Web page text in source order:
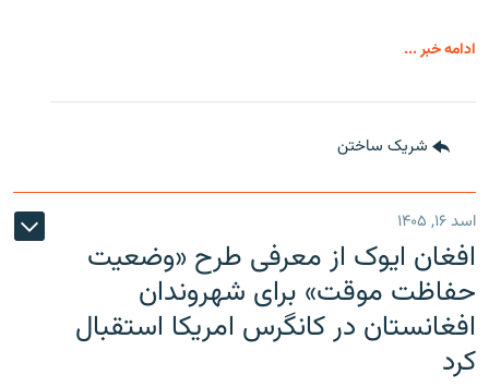
ادامه خبر ...
شریک ساختن
اسد ۱۶, ۱۴۰۵
افغان ایوک از معرفی طرح «وضعیت
حفاظت موقت» برای شهروندان
افغانستان در کانگرس امریکا استقبال
کرد